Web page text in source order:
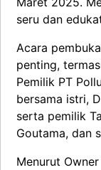
seru dan
Acara
penting,
Pemilik PT
bersama istri,
serta pemilik
Goutama, dan
Menurut